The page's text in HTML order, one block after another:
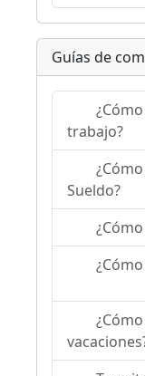
Guías de
trabajo?
Sueldo?